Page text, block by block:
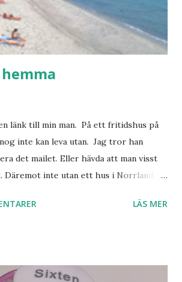
länk till min man. På ett fritidshus på
inte kan leva utan. Jag tror han
det mailet. Eller hävda att man visst
Däremot inte utan ett hus i Norrland.
på hus. Bara inte såna hus som
LÄS MER